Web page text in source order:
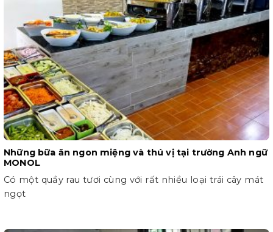
Những bữa ăn ngon miệng và thú vị tại trường Anh ngữ
MONOL
Có một quầy rau tươi cùng với rất nhiều loại trái cây mát
ngọt